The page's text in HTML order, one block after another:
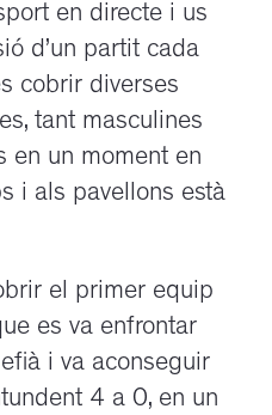
en directe i us
d’un partit cada
cobrir diverses
tant masculines
en un moment en
i als pavellons està
el primer equip
es va enfrontar
i va aconseguir
4 a 0, en un